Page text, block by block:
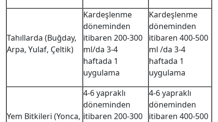
Tahıllarda (Buğday,
Arpa, Yulaf, Çeltik)
Kardeşlenme
döneminden
itibaren 200-300
ml/da 3-4
haftada 1
uygulama
Kardeşlenme
döneminden
itibaren 400-500
ml /da 3-4
haftada 1
uygulama
Yem Bitkileri (Yonca,
4-6 yapraklı
döneminden
itibaren 200-300
4-6 yapraklı
döneminden
itibaren 400-500